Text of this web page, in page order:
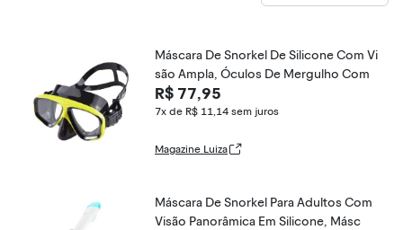
Máscara De Snorkel De Silicone Com Vi
são Ampla, Óculos De Mergulho Com
R$ 77,95
7x de R$ 11,14 sem juros
Magazine Luiza
Máscara De Snorkel Para Adultos Com
Visão Panorâmica Em Silicone, Másc